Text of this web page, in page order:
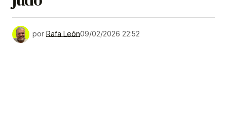
por Rafa León09/02/2026 22:52